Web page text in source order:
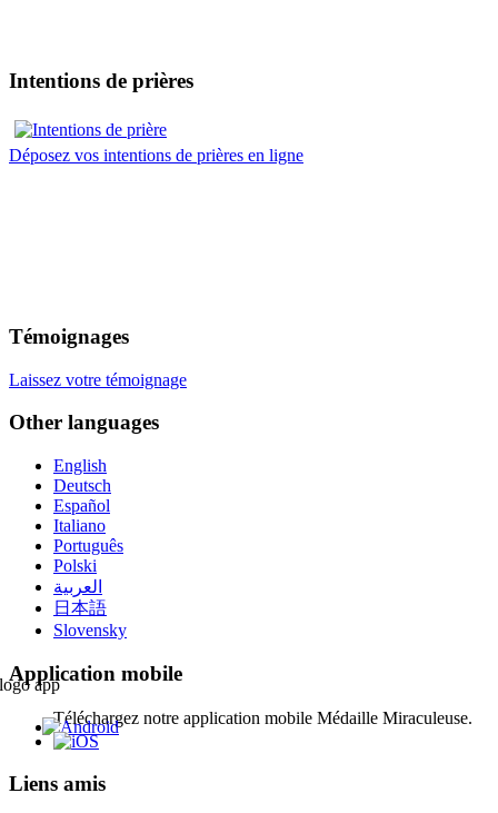
Intentions de prières
Déposez vos intentions de prières en ligne
Témoignages
Laissez votre témoignage
Other languages
English
Deutsch
Español
Italiano
Português
Polski
العربية
日本語
Slovensky
Application mobile
Téléchargez notre application mobile Médaille Miraculeuse.
Liens amis